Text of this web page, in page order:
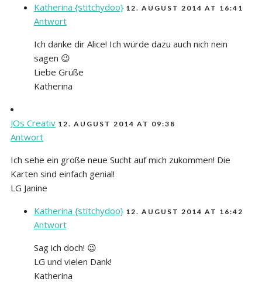
Katherina {stitchydoo} 12. AUGUST 2014 AT 16:41
Antwort
Ich danke dir Alice! Ich würde dazu auch nich nein
sagen 😉
Liebe Grüße
Katherina
JOs Creativ 12. AUGUST 2014 AT 09:38
Antwort
Ich sehe ein große neue Sucht auf mich zukommen! Die
Karten sind einfach genial!
LG Janine
Katherina {stitchydoo} 12. AUGUST 2014 AT 16:42
Antwort
Sag ich doch! 😉
LG und vielen Dank!
Katherina